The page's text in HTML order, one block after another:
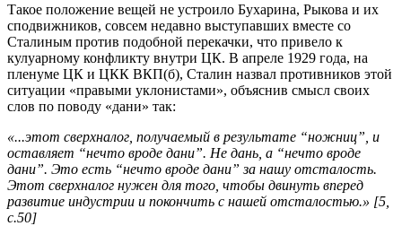
Такое положение вещей не устроило Бухарина, Рыкова и их
сподвижников, совсем недавно выступавших вместе со
Сталиным против подобной перекачки, что привело к
кулуарному конфликту внутри ЦК. В апреле 1929 года, на
пленуме ЦК и ЦКК ВКП(б), Сталин назвал противников этой
ситуации «правыми уклонистами», объяснив смысл своих
слов по поводу «дани» так:
«...этот сверхналог, получаемый в результате “ножниц”, и
оставляет “нечто вроде дани”. Не дань, а “нечто вроде
дани”. Это есть “нечто вроде дани” за нашу отсталость.
Этот сверхналог нужен для того, чтобы двинуть вперед
развитие индустрии и покончить с нашей отсталостью.» [5,
с.50]